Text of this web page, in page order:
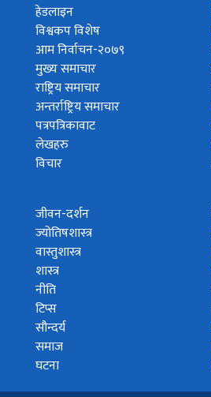
हेडलाइन
विश्वकप विशेष
आम निर्वाचन-२०७९
मुख्य समाचार
राष्ट्रिय समाचार
अन्तर्राष्ट्रिय समाचार
पत्रपत्रिकावाट
लेखहरु
विचार
जीवन-दर्शन
ज्योतिषशास्त्र
वास्तुशास्त्र
शास्त्र
नीति
टिप्स
सौन्दर्य
समाज
घटना